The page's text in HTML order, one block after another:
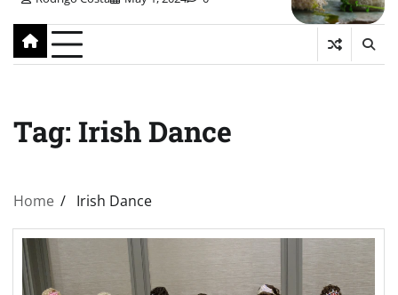
Tag: Irish Dance
Home Irish Dance